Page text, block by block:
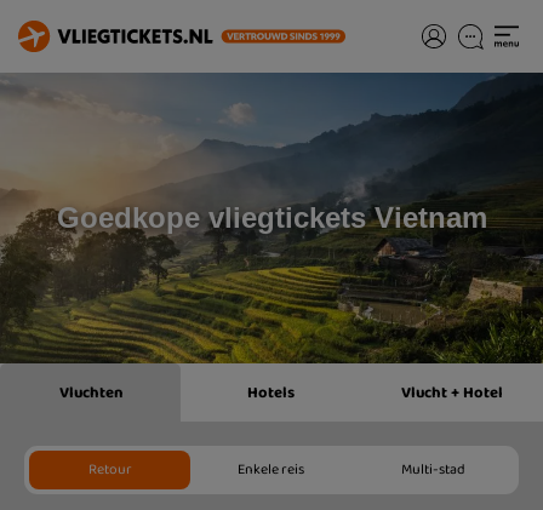
Goedkope vliegtickets Vietnam